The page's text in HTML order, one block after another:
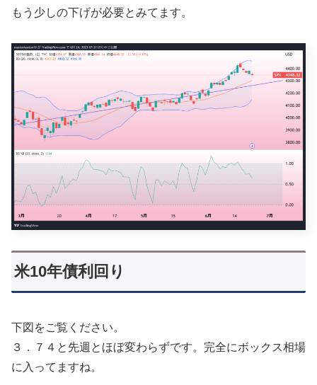
もう少しの下げが必要とみてます。
米10年債利回り
下図をご覧ください。
３．７４と先週とほぼ変わらずです。完全にボックス相場
に入ってますね。